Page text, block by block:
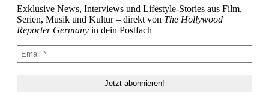
Exklusive News, Interviews und Lifestyle-Stories aus Film,
Serien, Musik und Kultur – direkt von The Hollywood
Reporter Germany in dein Postfach